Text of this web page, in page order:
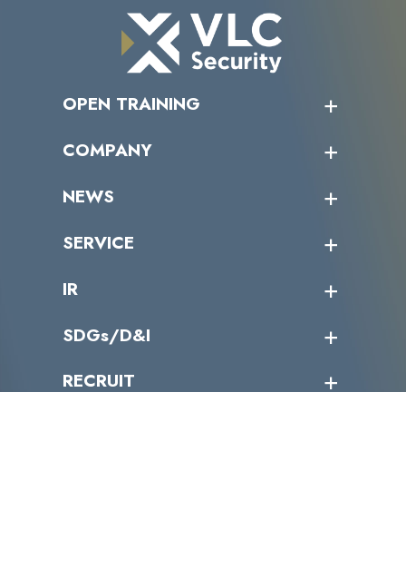
OPEN TRAINING
受講者の声
COMPANY
トップメッセージ
ミッション／ビジョン
パートナー企業一覧
NEWS
サイバーニュース
SERVICE
カテゴリー別サービス一覧
IR
IRカレンダー
IRライブラリー
SDGs/D&I
当グループのマテリアリティ
RECRUIT